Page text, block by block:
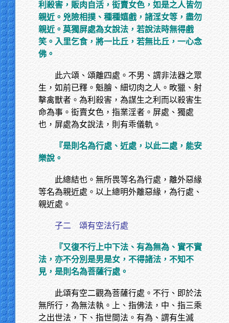
利殺害，販肉自活，衒賣女色，如是之人皆勿
親近。兇險相撲、種種嬉戲，諸淫女等，盡勿
親近。莫獨屏處為女說法，若說法時無得戲
笑。入里乞食，將一比丘，若無比丘，一心念
佛。
此六頌、頌離四處。不男、謂非法器之眾
生，如前已釋。魁膾、細切肉之人。畋獵、射
擊禽獸者。為利殺害，為謀生之利而以殺害生
命為事。衒賣女色，指業淫者。屏處、獨處
也，屏處為女說法，則有乖儀軌。
『是則名為行處、近處，以此二處，能安
樂說。
此總結也。無所畏等名為行處，離外惡緣
等名為親近處。以上總明外離惡緣，為行處、
親近處。
子二 頌有空法行處
『又復不行上中下法、有為無為、實不實
法，亦不分別是男是女，不得諸法，不知不
見，是則名為菩薩行處。
此頌有空二觀為菩薩行處。不行、即於法
無所行，為無法執。上、指佛法，中、指三乘
之出世法，下、指世間法。有為、謂有生滅